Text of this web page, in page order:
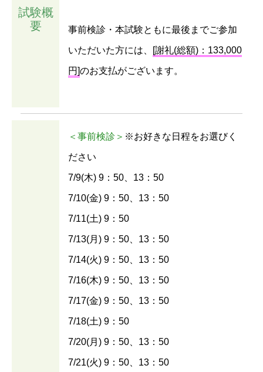
試験概
要
事前検診・本試験ともに最後までご参加
いただいた方には、 [謝礼(総額)：133,000
円]のお支払がございます。
＜事前検診＞ ※お好きな日程をお選びく
ださい
7/9(木) 9：50、13：50
7/10(金) 9：50、13：50
7/11(土) 9：50
7/13(月) 9：50、13：50
7/14(火) 9：50、13：50
7/16(木) 9：50、13：50
7/17(金) 9：50、13：50
7/18(土) 9：50
7/20(月) 9：50、13：50
7/21(火) 9：50、13：50